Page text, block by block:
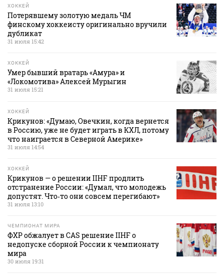
ХОККЕЙ
Потерявшему золотую медаль ЧМ
финскому хоккеисту оригинально вручили
дубликат
31 июля 15:42
ХОККЕЙ
Умер бывший вратарь «Амура» и
«Локомотива» Алексей Мурыгин
31 июля 15:21
ХОККЕЙ
Крикунов: «Думаю, Овечкин, когда вернется
в Россию, уже не будет играть в КХЛ, потому
что наиграется в Северной Америке»
31 июля 14:54
ХОККЕЙ
Крикунов — о решении IIHF продлить
отстранение России: «Думал, что молодежь
допустят. Что‑то они совсем перегибают»
31 июля 13:10
ЧЕМПИОНАТ МИРА
ФХР обжалует в CAS решение IIHF о
недопуске сборной России к чемпионату
мира
30 июля 19:31